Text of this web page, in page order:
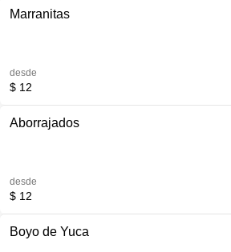
Marranitas
desde
$ 12
Aborrajados
desde
$ 12
Boyo de Yuca